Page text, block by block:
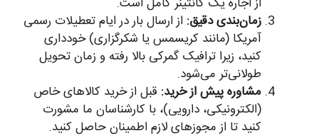
زمان‌بندی دقیق: از ارسال بار در ایام تعطیلات رسمی
آمریکا (مانند کریسمس یا شکرگزاری) خودداری
کنید، زیرا ترافیک گمرکی بالا رفته و زمان تحویل
طولانی‌تر می‌شود.
مشاوره پیش از خرید: قبل از خرید کالاهای خاص
(الکترونیکی، دارویی)، با کارشناسان ما مشورت
کنید تا از مجوزهای لازم اطمینان حاصل کنید.